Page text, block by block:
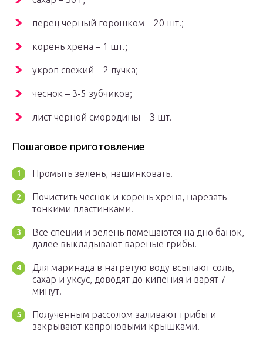
перец черный горошком – 20 шт.;
корень хрена – 1 шт.;
укроп свежий – 2 пучка;
чеснок – 3-5 зубчиков;
лист черной смородины – 3 шт.
Пошаговое приготовление
Промыть зелень, нашинковать.
Почистить чеснок и корень хрена, нарезать
тонкими пластинками.
Все специи и зелень помещаются на дно банок,
далее выкладывают вареные грибы.
Для маринада в нагретую воду всыпают соль,
сахар и уксус, доводят до кипения и варят 7
минут.
Полученным рассолом заливают грибы и
закрывают капроновыми крышками.